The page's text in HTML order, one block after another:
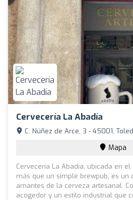
Cervecería La Abadía
C. Núñez de Arce, 3 - 45001,
Mapa
Cervecería La Abadía, ubicada en
más que un simple brewpub; es un
amantes de la cerveza artesanal.
acogedor y un estilo industrial que